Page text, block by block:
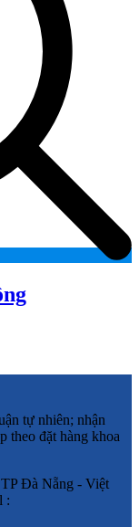
tự nhiên; nhận
theo đặt hàng khoa
Đà Nẵng - Việt
: